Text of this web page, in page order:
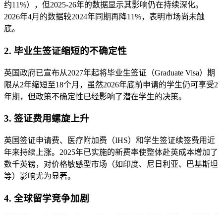
约11%），但2025-26年的数据显示其影响仍在持续深化。
2026年4月的数据较2024年同期再降11%，表明市场尚未触
底。
2. 毕业生签证缩短的不确定性
英国政府已宣布从2027年起将毕业生签证（Graduate Visa）期
限从2年缩短至18个月，虽然2026年底前申请的学生仍可享受2
年期，但政策不确定性已经影响了潜在学生的决策。
3. 签证费用螺旋上升
英国签证申请费、医疗附加费（IHS）和学生签证续签费用近
年来持续上涨。2025年已实施的新费率使整体赴英成本增加了
数千英镑，对价格敏感型市场（如印度、尼日利亚、巴基斯坦
等）影响尤为显著。
4. 全球留学竞争加剧